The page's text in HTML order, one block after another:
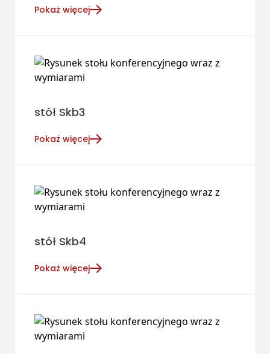
Pokaż więcej
stół Skb3
Pokaż więcej
stół Skb4
Pokaż więcej